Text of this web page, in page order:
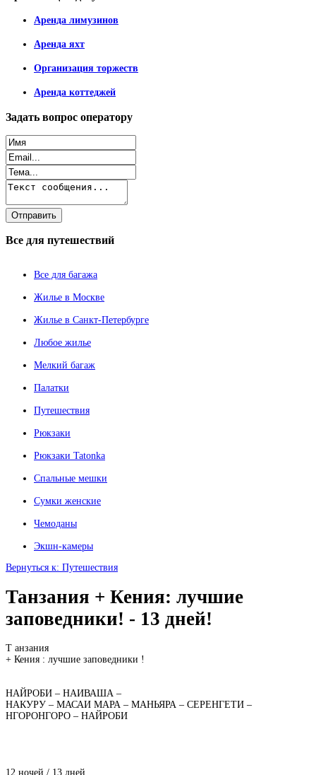
Аренда лимузинов
Аренда яхт
Организация торжеств
Аренда коттеджей
Задать вопрос оператору
Все для путешествий
Все для багажа
Жилье в Москве
Жилье в Санкт-Петербурге
Любое жилье
Мелкий багаж
Палатки
Путешествия
Рюкзаки
Рюкзаки Tatonka
Спальные мешки
Сумки женские
Чемоданы
Экшн-камеры
Вернуться к: Путешествия
Танзания + Кения: лучшие
заповедники! - 13 дней!
Т анзания
+ Кения : лучшие заповедники !
НАЙРОБИ – НАИВАША –
НАКУРУ – МАСАИ МАРА – МАНЬЯРА – СЕРЕНГЕТИ –
НГОРОНГОРО – НАЙРОБИ
12 ночей / 13 дней